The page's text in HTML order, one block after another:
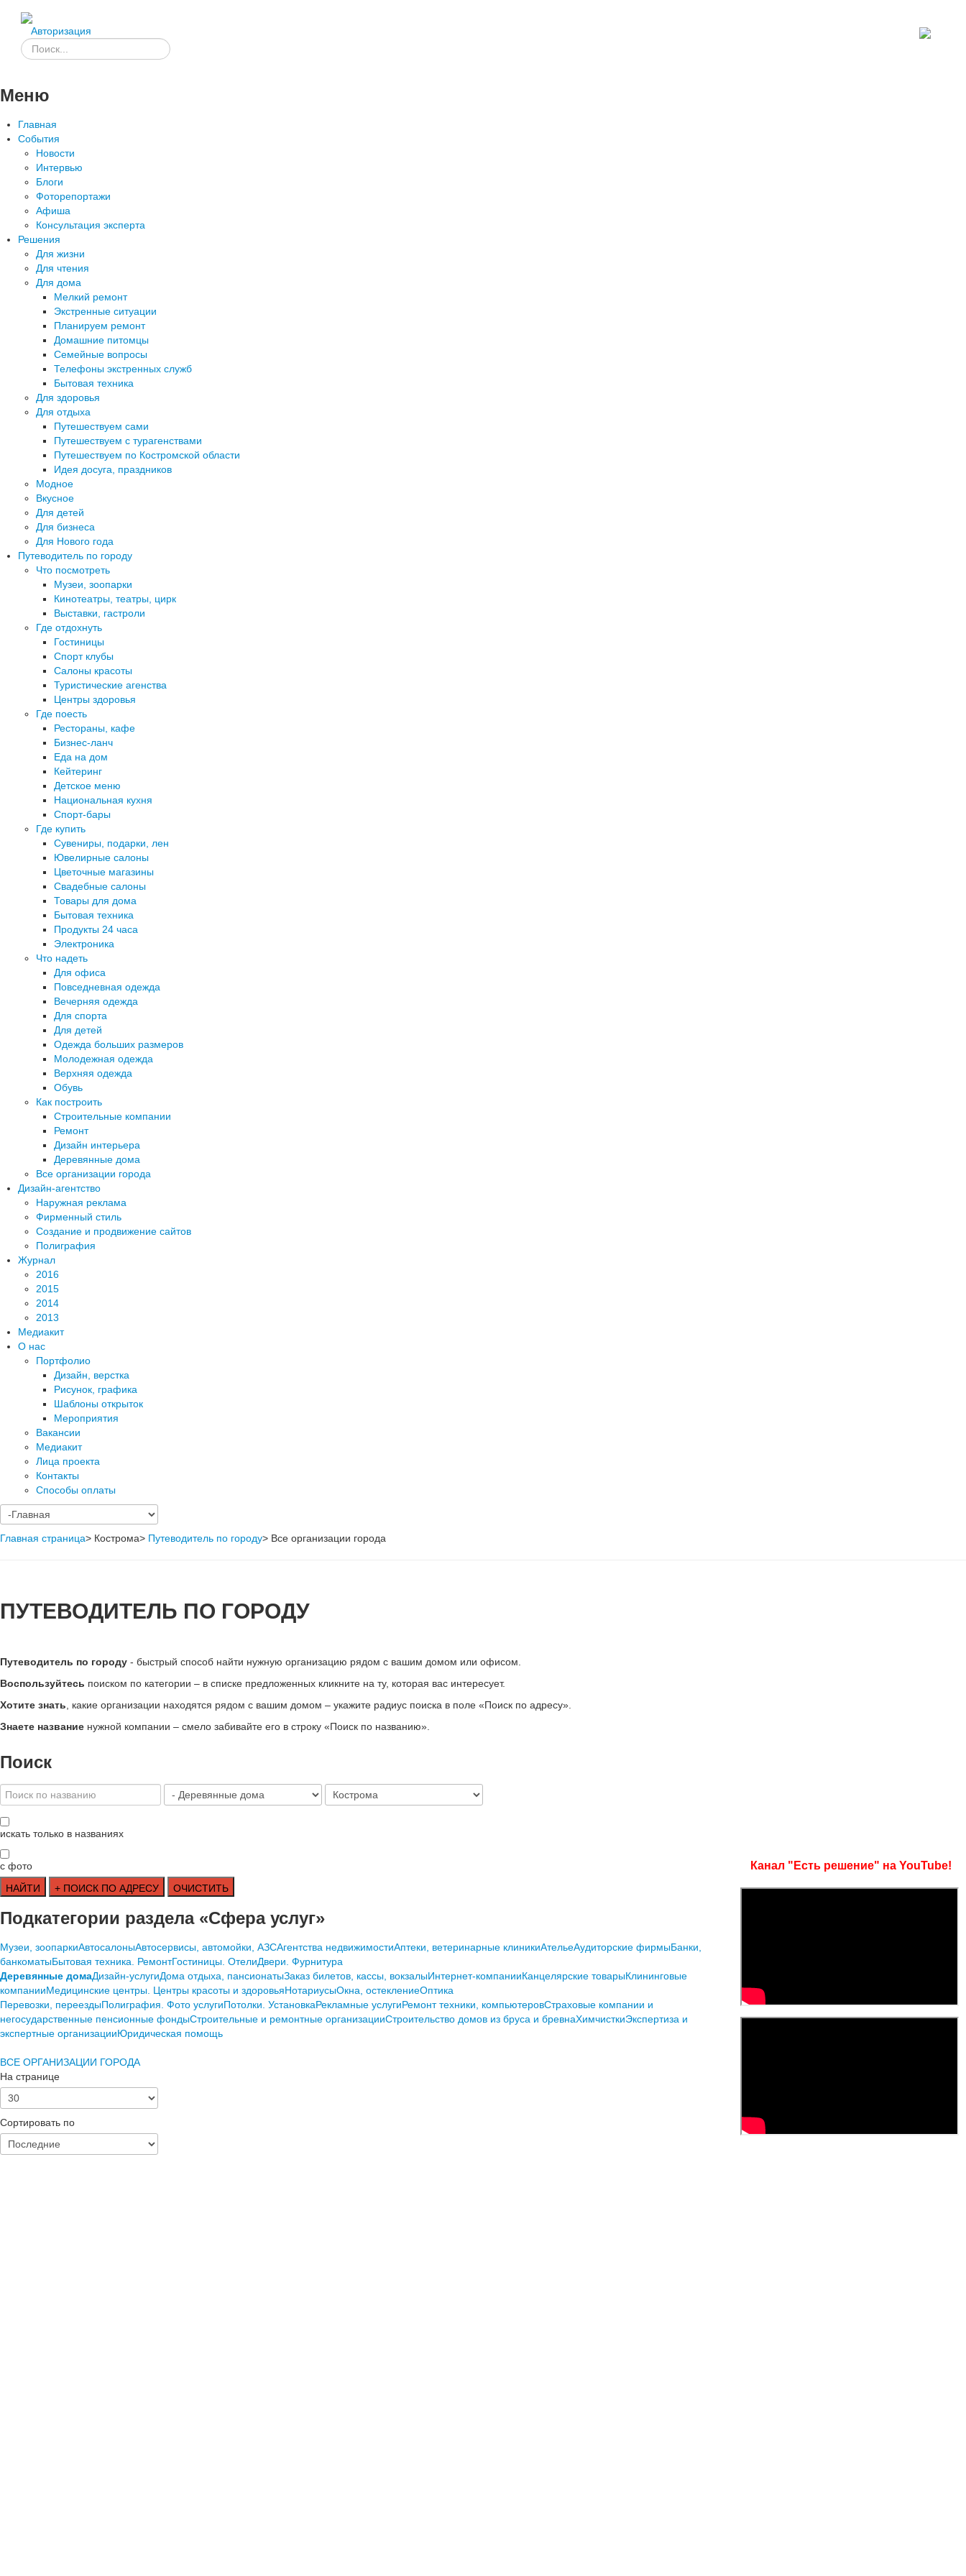
Авторизация
Меню
Главная
События
Новости
Интервью
Блоги
Фоторепортажи
Афиша
Консультация эксперта
Решения
Для жизни
Для чтения
Для дома
Мелкий ремонт
Экстренные ситуации
Планируем ремонт
Домашние питомцы
Семейные вопросы
Телефоны экстренных служб
Бытовая техника
Для здоровья
Для отдыха
Путешествуем сами
Путешествуем с турагенствами
Путешествуем по Костромской области
Идея досуга, праздников
Модное
Вкусное
Для детей
Для бизнеса
Для Нового года
Путеводитель по городу
Что посмотреть
Музеи, зоопарки
Кинотеатры, театры, цирк
Выставки, гастроли
Где отдохнуть
Гостиницы
Спорт клубы
Салоны красоты
Туристические агенства
Центры здоровья
Где поесть
Рестораны, кафе
Бизнес-ланч
Еда на дом
Кейтеринг
Детское меню
Национальная кухня
Спорт-бары
Где купить
Сувениры, подарки, лен
Ювелирные салоны
Цветочные магазины
Свадебные салоны
Товары для дома
Бытовая техника
Продукты 24 часа
Электроника
Что надеть
Для офиса
Повседневная одежда
Вечерняя одежда
Для спорта
Для детей
Одежда больших размеров
Молодежная одежда
Верхняя одежда
Обувь
Как построить
Строительные компании
Ремонт
Дизайн интерьера
Деревянные дома
Все организации города
Дизайн-агентство
Наружная реклама
Фирменный стиль
Создание и продвижение сайтов
Полиграфия
Журнал
2016
2015
2014
2013
Медиакит
О нас
Портфолио
Дизайн, верстка
Рисунок, графика
Шаблоны открыток
Мероприятия
Вакансии
Медиакит
Лица проекта
Контакты
Способы оплаты
Главная страница> Кострома> Путеводитель по городу> Все организации города
ПУТЕВОДИТЕЛЬ ПО ГОРОДУ
Путеводитель по городу - быстрый способ найти нужную организацию рядом с вашим домом или офисом.
Воспользуйтесь поиском по категории – в списке предложенных кликните на ту, которая вас интересует.
Хотите знать , какие организации находятся рядом с вашим домом – укажите радиус поиска в поле «Поиск по адресу».
Знаете название нужной компании – смело забивайте его в строку «Поиск по названию»
Поиск
искать только в названиях
с фото
Подкатегории раздела «Сфера услуг»
Mузеи, зоопаркиАвтосалоныАвтосервисы, автомойки, АЗСАгентства недвижимостиАптеки, ветеринарные клиникиАтельеАудиторские фирмыБанки,
банкоматыБытовая техника. РемонтГостиницы. ОтелиДвери. Фурнитура
Деревянные домаДизайн-услугиДома отдыха, пансионатыЗаказ билетов, кассы, вокзалыИнтернет-компанииКанцелярские товарыКлининговые
компанииМедицинские центры. Центры красоты и здоровьяНотариусыОкна, остеклениеОптика
Перевозки, переездыПолиграфия. Фото услугиПотолки. УстановкаРекламные услугиРемонт техники, компьютеровСтраховые компании и
негосударственные пенсионные фондыСтроительные и ремонтные организацииСтроительство домов из бруса и бревнаХимчисткиЭкспертиза и
экспертные организацииЮридическая помощь
ВСЕ ОРГАНИЗАЦИИ ГОРОДА
На странице
Сортировать по
Канал "Есть решение" на YouTube!